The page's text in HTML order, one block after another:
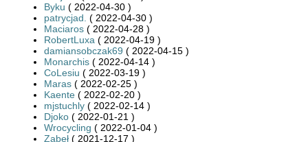
Byku ( 2022-04-30 )
patrycjad. ( 2022-04-30 )
Maciaros ( 2022-04-28 )
RobertLuxa ( 2022-04-19 )
damiansobczak69 ( 2022-04-15 )
Monarchis ( 2022-04-14 )
CoLesiu ( 2022-03-19 )
Maras ( 2022-02-25 )
Kaente ( 2022-02-20 )
mjstuchly ( 2022-02-14 )
Djoko ( 2022-01-21 )
Wrocycling ( 2022-01-04 )
Zabeł ( 2021-12-17 )